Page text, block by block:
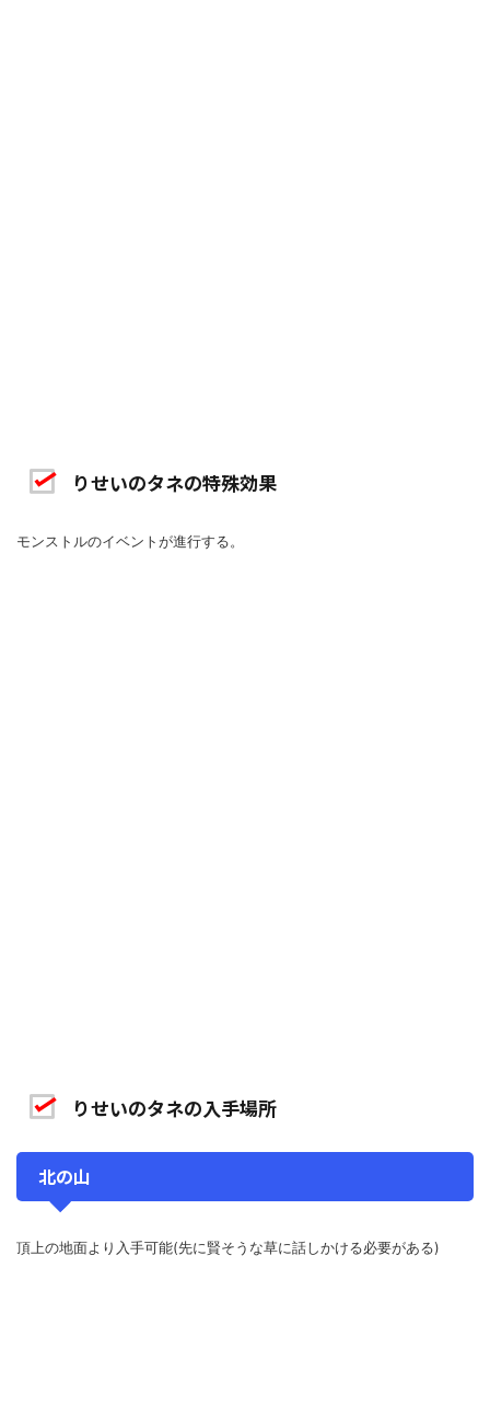
りせいのタネの特殊効果
モンストルのイベントが進行する。
りせいのタネの入手場所
北の山
頂上の地面より入手可能(先に賢そうな草に話しかける必要がある)